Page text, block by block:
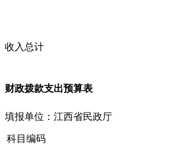
收入总计
财政拨款支出预算表
填报单位：江西省民政厅
科目编码